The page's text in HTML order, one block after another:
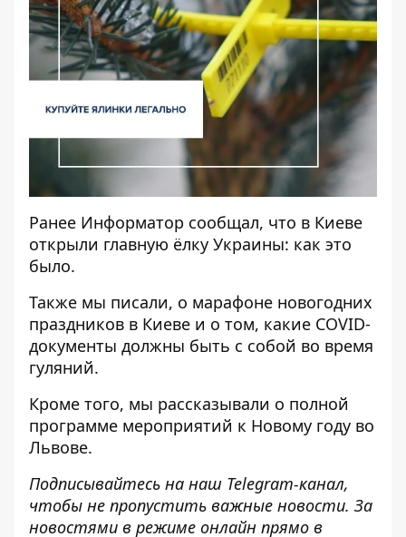
Ранее Информатор сообщал, что в Киеве
открыли главную ёлку Украины: как это
было.
Также мы писали, о марафоне новогодних
праздников в Киеве и о том, какие COVID-
документы должны быть с собой во время
гуляний.
Кроме того, мы рассказывали о полной
программе мероприятий к Новому году во
Львове.
Подписывайтесь на наш Telegram-канал,
чтобы не пропустить важные новости. За
новостями в режиме онлайн прямо в